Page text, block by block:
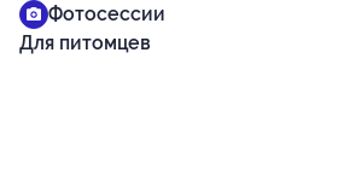
Фотосессии
Для питомцев